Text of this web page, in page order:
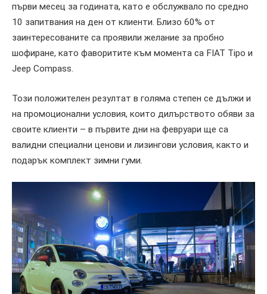
първи месец за годината, като е обслужвало по средно
10 запитвания на ден от клиенти. Близо 60% от
заинтересованите са проявили желание за пробно
шофиране, като фаворитите към момента са FIAT Tipo и
Jeep Compass.
Този положителен резултат в голяма степен се дължи и
на промоционални условия, които дилърството обяви за
своите клиенти – в първите дни на февруари ще са
валидни специални ценови и лизингови условия, както и
подарък комплект зимни гуми.